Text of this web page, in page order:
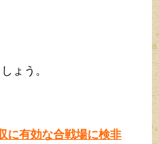
ょう。
に有効な合戦場に検非